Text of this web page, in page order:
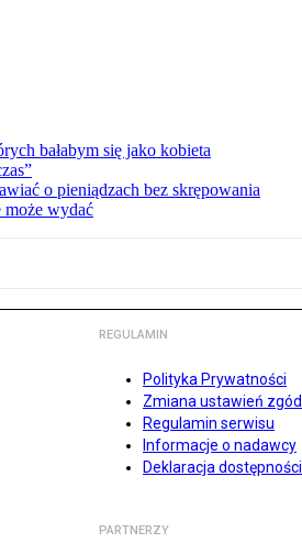
bałabym się jako kobieta
o pieniądzach bez skrępowania
może wydać
REGULAMIN
Polityka Prywatności
Zmiana ustawień zgód
Regulamin serwisu
Informacje o nadawcy
Deklaracja dostępności
PARTNERZY